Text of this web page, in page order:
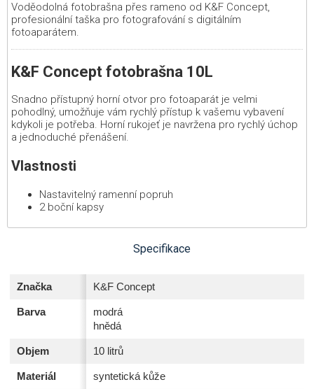
Voděodolná fotobrašna přes rameno od K&F Concept,
profesionální taška pro fotografování s digitálním
fotoaparátem.
K&F Concept fotobrašna 10L
Snadno přístupný horní otvor pro fotoaparát je velmi
pohodlný, umožňuje vám rychlý přístup k vašemu vybavení
kdykoli je potřeba. Horní rukojeť je navržena pro rychlý úchop
a jednoduché přenášení.
Vlastnosti
Nastavitelný ramenní popruh
2 boční kapsy
Specifikace
Značka K&F Concept
Barva
modrá
hnědá
Objem 10 litrů
Materiál syntetická kůže